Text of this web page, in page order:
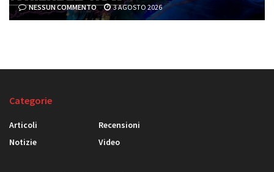
NESSUN COMMENTO 3 AGOSTO 2026
Categorie
Articoli
Notizie
Recensioni
Video